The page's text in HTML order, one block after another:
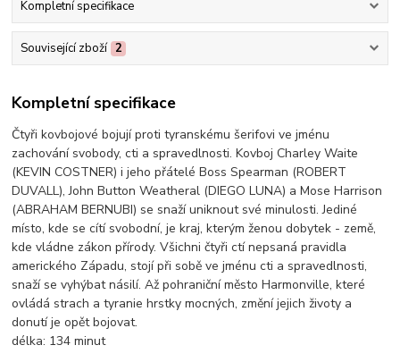
Kompletní specifikace
Související zboží 2
Kompletní specifikace
Čtyři kovbojové bojují proti tyranskému šerifovi ve jménu
zachování svobody, cti a spravedlnosti. Kovboj Charley Waite
(KEVIN COSTNER) i jeho přátelé Boss Spearman (ROBERT
DUVALL), John Button Weatheral (DIEGO LUNA) a Mose Harrison
(ABRAHAM BERNUBI) se snaží uniknout své minulosti. Jediné
místo, kde se cítí svobodní, je kraj, kterým ženou dobytek - země,
kde vládne zákon přírody. Všichni čtyři ctí nepsaná pravidla
amerického Západu, stojí při sobě ve jménu cti a spravedlnosti,
snaží se vyhýbat násilí. Až pohraniční město Harmonville, které
ovládá strach a tyranie hrstky mocných, změní jejich životy a
donutí je opět bojovat.
délka: 134 minut